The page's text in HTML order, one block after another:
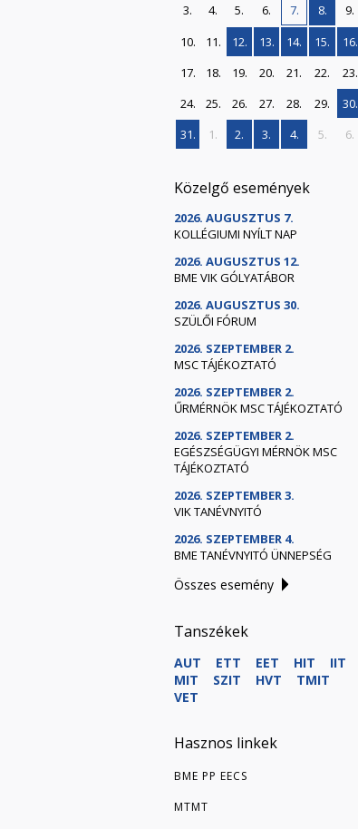
3.
4. 5. 6. 7. 8.
9.
10.
11. 12. 13. 14. 15.
16.
17.
18. 19. 20. 21. 22.
23.
24.
25. 26. 27. 28. 29.
30.
31.
1. 2. 3. 4. 5. 6.
Közelgő események
2026. AUGUSZTUS 7.
KOLLÉGIUMI NYÍLT NAP
2026. AUGUSZTUS 12.
BME VIK GÓLYATÁBOR
2026. AUGUSZTUS 30.
SZÜLŐI FÓRUM
2026. SZEPTEMBER 2.
MSC TÁJÉKOZTATÓ
2026. SZEPTEMBER 2.
ŰRMÉRNÖK MSC TÁJÉKOZTATÓ
2026. SZEPTEMBER 2.
EGÉSZSÉGÜGYI MÉRNÖK MSC
TÁJÉKOZTATÓ
2026. SZEPTEMBER 3.
VIK TANÉVNYITÓ
2026. SZEPTEMBER 4.
BME TANÉVNYITÓ ÜNNEPSÉG
Összes esemény
Tanszékek
AUT ETT EET HIT
IIT
MIT
SZIT HVT
TMIT
VET
Hasznos linkek
BME PP EECS
MTMT